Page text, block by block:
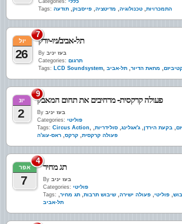
Categories: כללי
Tags:
התמכרויות, טכנולוגיה, מדיטציה, פייסבוק, תודעה
7
יול
26
תל-אביב/ניו-יורק
By בעז יניב
Categories: תרגום
Tags: LCD Soundsystem, , מחאת הדיור, תל-אביב
9
יונ
2
פעולה קרקסית- מרחיבים את תחום המאבק
By בעז יניב
Categories: פוליטי
Tags: Circus Action, , בקעת הירדן, ג'אגלינג, סולידריות,
פעולה קרקסית, קרקס, ראס-עוג'ה
4
אפר
7
תג מחיר
By בעז יניב
Categories: פוליטי
Tags:
, פוליטי, פעולה ישירה, שיבוש תרבות, תג מחיר,
תל-אביב